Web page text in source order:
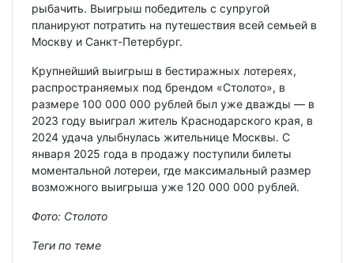
рыбачить. Выигрыш победитель с супругой
планируют потратить на путешествия всей семьей в
Москву и Санкт-Петербург.
Крупнейший выигрыш в бестиражных лотереях,
распространяемых под брендом «Столото», в
размере 100 000 000 рублей был уже дважды — в
2023 году выиграл житель Краснодарского края, в
2024 удача улыбнулась жительнице Москвы. С
января 2025 года в продажу поступили билеты
моментальной лотереи, где максимальный размер
возможного выигрыша уже 120 000 000 рублей.
Фото: Столото
Теги по теме